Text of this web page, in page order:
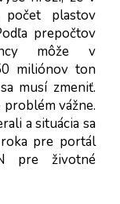
počet plastov
prepočtov
môže v
miliónov ton
musí zmeniť.
vážne.
a situácia sa
roka pre portál
pre životné